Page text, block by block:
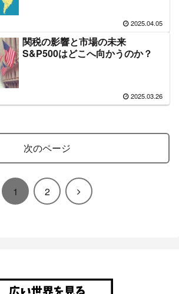
2025.04.05
関税の影響と市場の未来
S&P500はどこへ向かうのか？
2025.03.26
次のページ
1 2
次